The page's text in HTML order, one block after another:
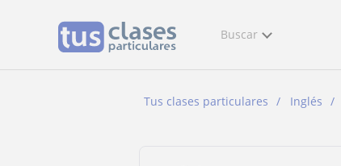
Buscar
Tus clases particulares Inglés